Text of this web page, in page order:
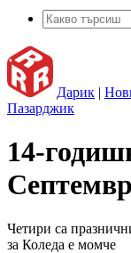
Дарик |
Пазарджик
14-
Четири са
за Коледа е момче